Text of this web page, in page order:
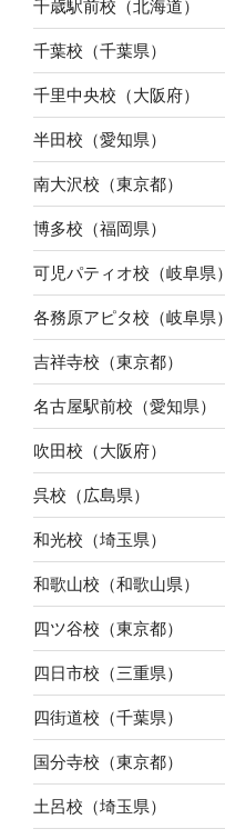
千歳駅前校（北海道）
千葉校（千葉県）
千里中央校（大阪府）
半田校（愛知県）
南大沢校（東京都）
博多校（福岡県）
可児パティオ校（岐阜県）
各務原アピタ校（岐阜県）
吉祥寺校（東京都）
名古屋駅前校（愛知県）
吹田校（大阪府）
呉校（広島県）
和光校（埼玉県）
和歌山校（和歌山県）
四ツ谷校（東京都）
四日市校（三重県）
四街道校（千葉県）
国分寺校（東京都）
土呂校（埼玉県）